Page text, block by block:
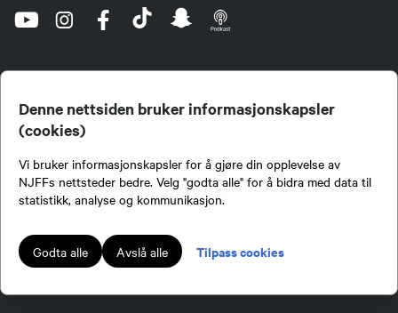
Denne nettsiden bruker informasjonskapsler
(cookies)
Vi bruker informasjonskapsler for å gjøre din opplevelse av
NJFFs nettsteder bedre. Velg "godta alle" for å bidra med data til
statistikk, analyse og kommunikasjon.
Godta alle Avslå alle Tilpass cookies
jegere og sportsfiskere og et av de viktigste miljøene for formidling av kunnskap om jakt og
fiske i Norge. Vi er en partipolitisk nøytral organisasjon, men har et sterkt jakt-, fiske-, og
naturpolitisk engasjement i mange saker.
Lokalforeninger tilsluttet Norges Jeger- og Fiskerforbund har ansvar for innhold de
publiserer på njff.no.